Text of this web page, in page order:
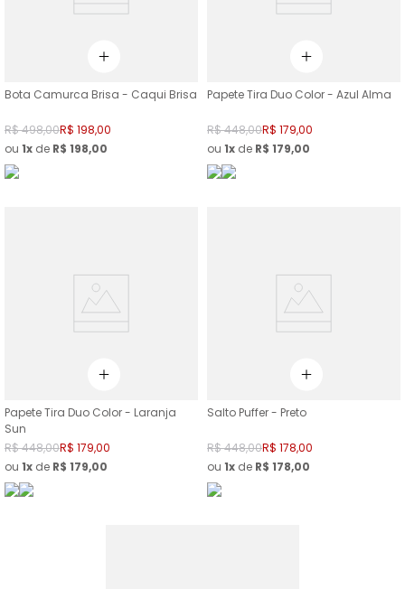
Bota Camurca Brisa - Caqui Brisa
R$498,00R$ 198,00
ou 1 de R$ 198,00
Papete Tira Duo Color - Azul Alma
R$448,00R$ 179,00
ou 1 de R$ 179,00
Papete Tira Duo Color - Laranja
Sun
R$448,00R$ 179,00
ou 1 de R$ 179,00
Salto Puffer - Preto
R$448,00R$ 178,00
ou 1 de R$ 178,00